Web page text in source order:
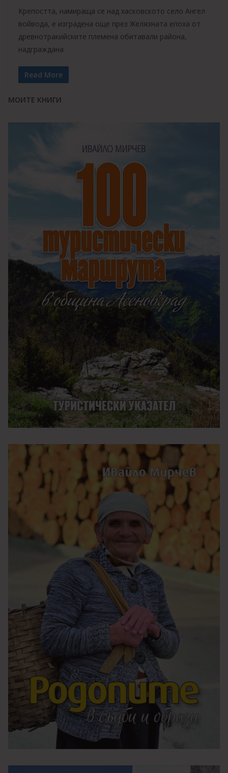
Крепостта, намираща се над хасковското село Ангел
войвода, е изградена още през Желязната епоха от
древнотракийските племена обитавали района,
надграждана
Read More
МОИТЕ КНИГИ